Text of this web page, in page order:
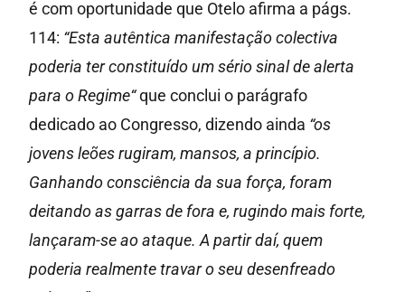
é com oportunidade que Otelo afirma a págs.
114: “Esta autêntica manifestação colectiva
poderia ter constituído um sério sinal de alerta
para o Regime“que conclui o parágrafo
dedicado ao Congresso, dizendo ainda “os
jovens leões rugiram, mansos, a princípio.
Ganhando consciência da sua força, foram
deitando as garras de fora e, rugindo mais forte,
lançaram-se ao ataque. A partir daí, quem
poderia realmente travar o seu desenfreado